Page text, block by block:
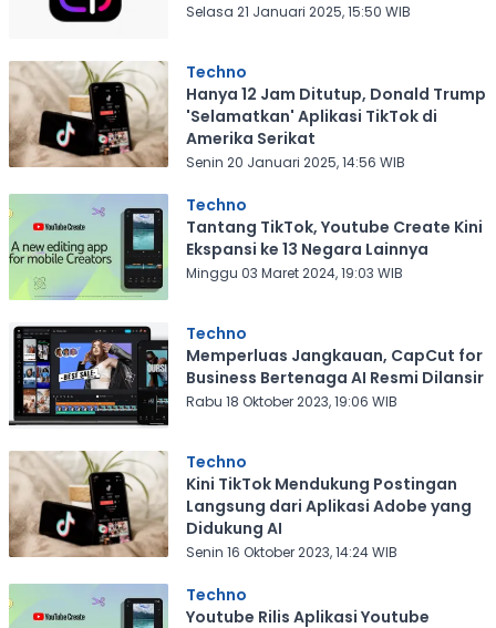
Selasa 21 Januari 2025, 15:50 WIB
Techno
Hanya 12 Jam Ditutup, Donald Trump
'Selamatkan' Aplikasi TikTok di
Amerika Serikat
Senin 20 Januari 2025, 14:56 WIB
Techno
Tantang TikTok, Youtube Create Kini
Ekspansi ke 13 Negara Lainnya
Minggu 03 Maret 2024, 19:03 WIB
Techno
Memperluas Jangkauan, CapCut for
Business Bertenaga AI Resmi Dilansir
Rabu 18 Oktober 2023, 19:06 WIB
Techno
Kini TikTok Mendukung Postingan
Langsung dari Aplikasi Adobe yang
Didukung AI
Senin 16 Oktober 2023, 14:24 WIB
Techno
Youtube Rilis Aplikasi Youtube